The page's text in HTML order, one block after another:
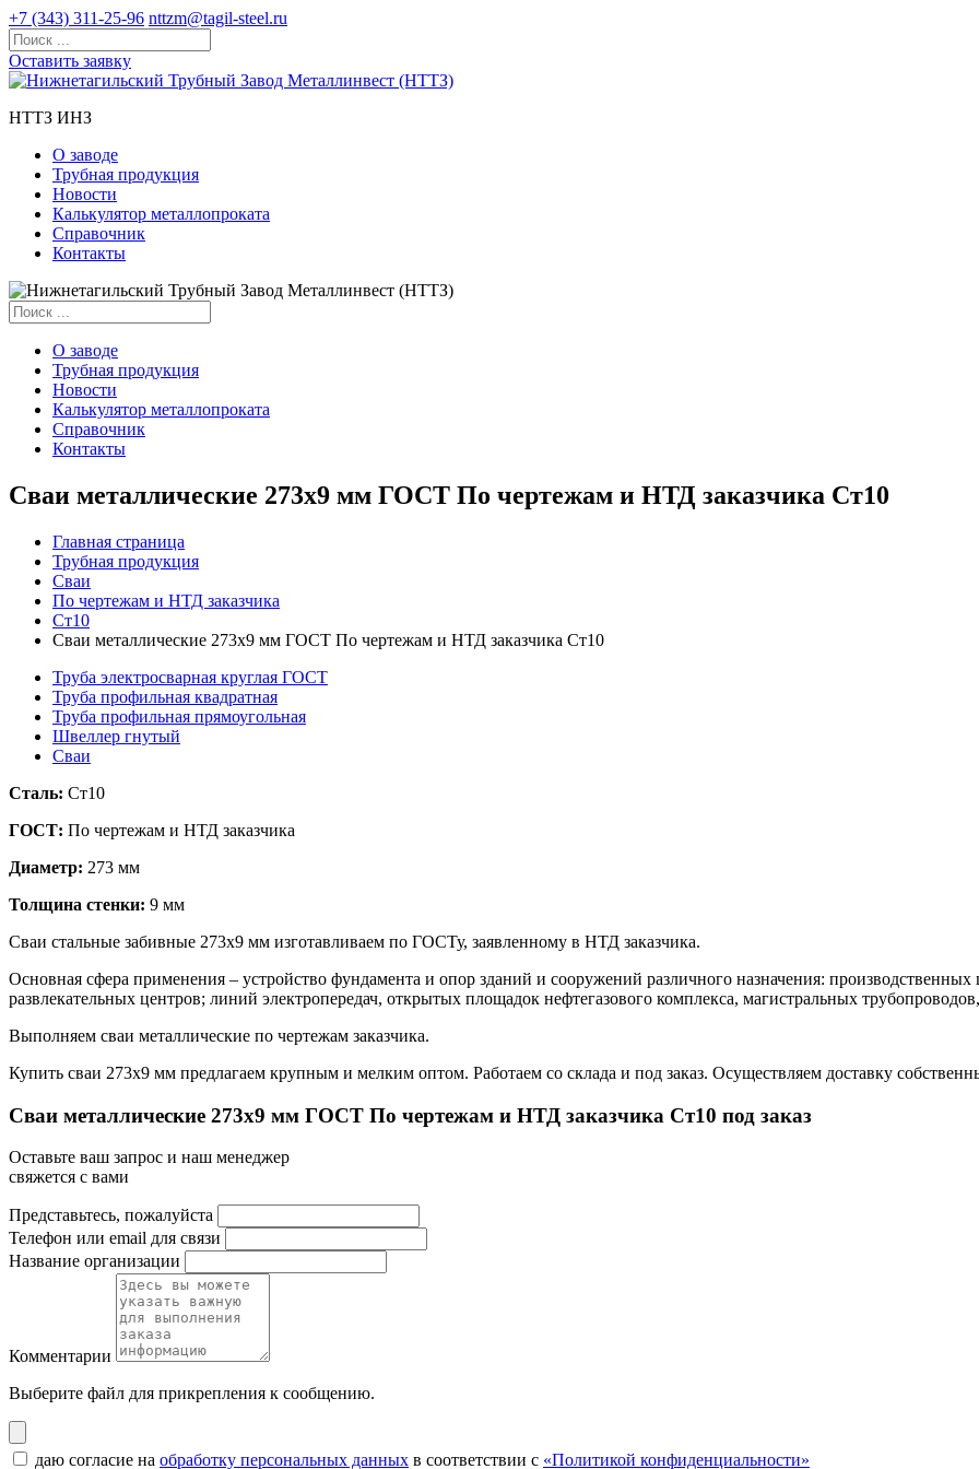
+7 (343) 311-25-96 nttzm@tagil-steel.ru
Оставить заявку
НТТЗ ИНЗ
О заводе
Трубная продукция
Новости
Калькулятор металлопроката
Справочник
Контакты
О заводе
Трубная продукция
Новости
Калькулятор металлопроката
Справочник
Контакты
Сваи металлические 273x9 мм ГОСТ По чертежам и НТД заказчика Ст10
Главная страница
Трубная продукция
Сваи
По чертежам и НТД заказчика
Ст10
Сваи металлические 273x9 мм ГОСТ По чертежам и НТД заказчика Ст10
Труба электросварная круглая ГОСТ
Труба профильная квадратная
Труба профильная прямоугольная
Швеллер гнутый
Сваи
Сталь: Ст10
ГОСТ: По чертежам и НТД заказчика
Диаметр: 273 мм
Толщина стенки: 9 мм
Сваи стальные забивные 273х9 мм изготавливаем по ГОСТу, заявленному в НТД заказчика.
Основная сфера применения – устройство фундамента и опор зданий и сооружений различного назначения:
развлекательных центров; линий электропередач, открытых площадок нефтегазового комплекса, магистральных
Выполняем сваи металлические по чертежам заказчика.
Купить сваи 273х9 мм предлагаем крупным и мелким оптом. Работаем со склада и под заказ. Осуществляем доставку
Сваи металлические 273x9 мм ГОСТ По чертежам и НТД заказчика Ст10 под заказ
Оставьте ваш запрос и наш менеджер
свяжется с вами
Представьтесь, пожалуйста
Телефон или email для связи
Название организации
Комментарии
Выберите файл для прикрепления к сообщению.
даю согласие на обработку персональных данных в соответствии с «Политикой конфиденциальности»